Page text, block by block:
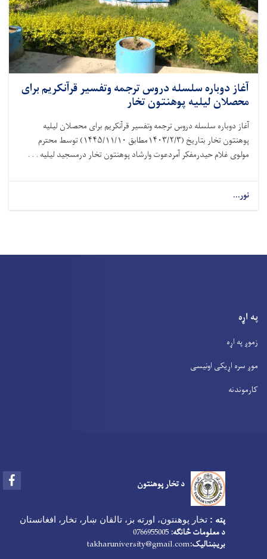
آغاز دوباره سلسله دروس ترجمه وتفسیر قرآنکریم برای
محصلان لیلیه پوهنتون تخار
آغاز دوباره سلسله دروس ترجمه وتفسیر قرآنکریم برای محصلان لیلیه
پوهنتون تخار بتاریخ (۱۴۰۳/۲/۳مطابق ۱۴۴۵/۱۱/۱۰) توسط محترم
مولوی غلام حیدرمفکر آمردعوت وارشاد پوهنتون تخار درمسجید لیلیه . . .
نور...
په اړه
زموږ په اړه
موږ سره اړیکی اونیسی
کارموندنه
د تخار پوهنتون
پته : تخار پوهنتون، اورته بز، تالقان ښار، تخار، افغانستان
د معلومات څانګه: 0766955005
بریښنالیک:takharuniversity@gmail.com